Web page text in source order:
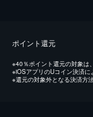
ポイント還元
※40％ポイント還元の対象は
※iOSアプリのUコイン決済に
※還元の対象外となる決済方